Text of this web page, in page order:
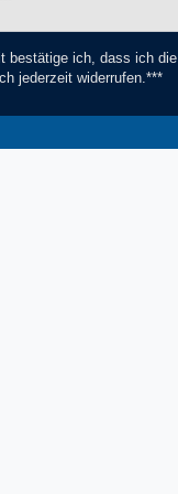
bestätige ich, dass ich die
jederzeit widerrufen.***